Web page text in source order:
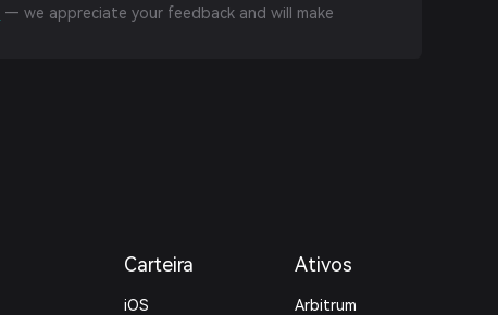
— we appreciate your feedback and will make
Carteira
iOS
Ativos
Arbitrum